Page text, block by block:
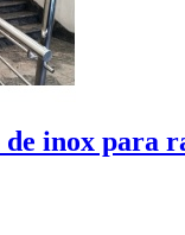
inox para